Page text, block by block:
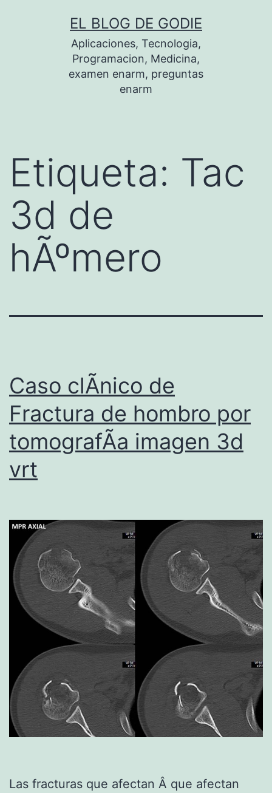
EL BLOG DE GODIE
Aplicaciones, Tecnologia,
Programacion, Medicina,
examen enarm, preguntas
enarm
Etiqueta: Tac
3d de
hÃºmero
Caso clÃ­nico de
Fractura de hombro por
tomografÃ­a imagen 3d
vrt
Las fracturas que afectan Â que afectan